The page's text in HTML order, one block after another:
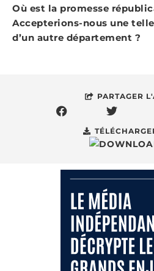
Où est la promesse
Accepterions-nous une
d’un autre département ?
PARTAGER